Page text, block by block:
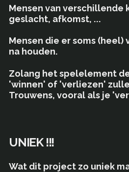
Mensen van
geslacht, afkomst, ...
Mensen die er soms
na houden.
Zolang het spelelement
'winnen' of 'verliezen'
Trouwens, vooral als je
UNIEK !!!
Wat dit project zo uniek